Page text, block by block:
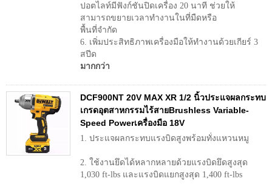
ปอตไลท์มีฟังก์ชันปิดเครื่อง 20 นาที ช่วยให้
สามารถขยายเวลาทำงานในที่มืดหรือ
พื้นที่จำกัด
6. เพิ่มประสิทธิภาพเครื่องมือให้ทำงานด้วยเกียร์ 3
สปีด
มากกว่า
DCF900NT 20V MAX XR 1/2 นิ้วประแจผลกระทบ
เกรดอุตสาหกรรมไร้สายBrushless Variable-
Speed ​​Powerเครื่องมือ 18V
1. ประแจผลกระทบแรงบิดสูงพร้อมทั่งแหวนหมู
2. ใช้งานยึดได้หลากหลายด้วยแรงบิดยึดสูงสุด
1,030 ft-lbs และแรงบิดแยกสูงสุด 1,400 ft-lbs